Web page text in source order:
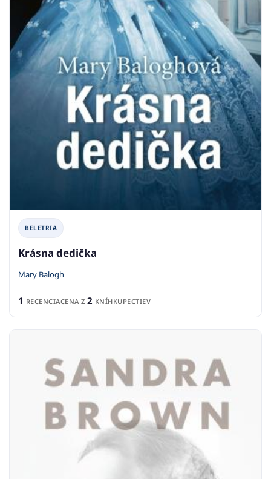
BELETRIA
Krásna dedička
Mary Balogh
1 RECENCIACENA Z 2 KNÍHKUPECTIEV